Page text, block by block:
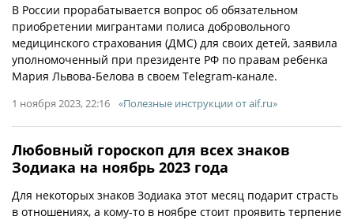
В России прорабатывается вопрос об обязательном
приобретении мигрантами полиса добровольного
медицинского страхования (ДМС) для своих детей, заявила
уполномоченный при президенте РФ по правам ребенка
Мария Львова-Белова в своем Telegram-канале.
1 ноября 2023, 22:16 «Полезные инструкции от aif.ru»
Любовный гороскоп для всех знаков
Зодиака на ноябрь 2023 года
Для некоторых знаков Зодиака этот месяц подарит страсть
в отношениях, а кому-то в ноябре стоит проявить терпение